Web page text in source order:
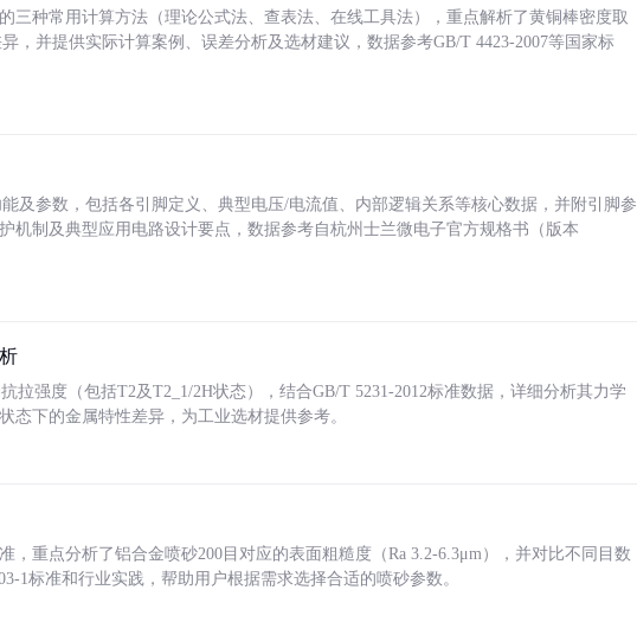
三种常用计算方法（理论公式法、查表法、在线工具法），重点解析了黄铜棒密度取
，并提供实际计算案例、误差分析及选材建议，数据参考GB/T 4423-2007等国家标
及参数，包括各引脚定义、典型电压/电流值、内部逻辑关系等核心数据，并附引脚参
机制及典型应用电路设计要点，数据参考自杭州士兰微电子官方规格书（版本
拉强度（包括T2及T2_1/2H状态），结合GB/T 5231-2012标准数据，详细分析其力学
态下的金属特性差异，为工业选材提供参考。
，重点分析了铝合金喷砂200目对应的表面粗糙度（Ra 3.2-6.3μm），并对比不同目数
1标准和行业实践，帮助用户根据需求选择合适的喷砂参数。